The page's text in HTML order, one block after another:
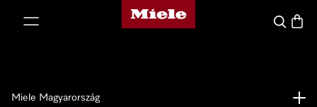
Miele honlapja
Kereses
Miele Magyarország